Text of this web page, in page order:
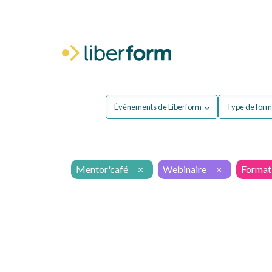
Événements de Liberform Type de
Mentor'café × Webinaire ×